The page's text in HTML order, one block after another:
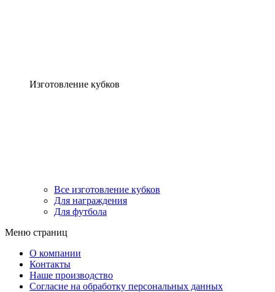
Изготовление кубков
Все изготовление кубков
Для награждения
Для футбола
Меню страниц
О компании
Контакты
Наше производство
Согласие на обработку персональных данных